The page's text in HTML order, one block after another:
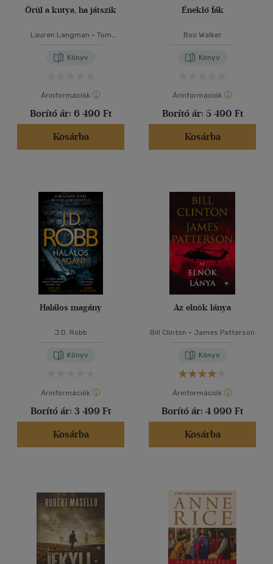
Örül a kutya, ha játszik
Lauren Langman - Tom
Könyv
Árinformációk
Borító ár: 6 490 Ft
Kosárba
Éneklő fák
Boo Walker
Könyv
Árinformációk
Borító ár: 5 490 Ft
Kosárba
Halálos magány
J.D. Robb
Könyv
Árinformációk
Borító ár: 3 499 Ft
Kosárba
Az elnök lánya
Bill Clinton - James Patterson
Könyv
Árinformációk
Borító ár: 4 990 Ft
Kosárba